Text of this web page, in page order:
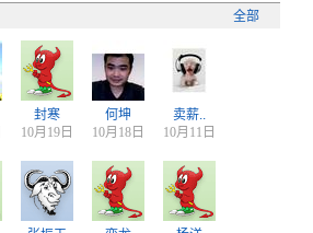
全部
封寒
10月19日
何坤
10月18日
卖薪..
10月11日